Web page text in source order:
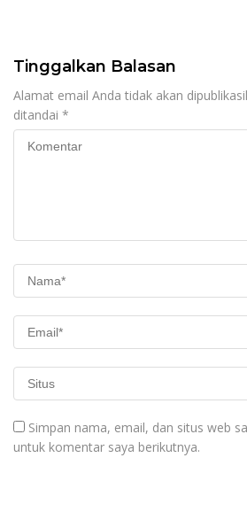
Tinggalkan Balasan
Alamat email Anda tidak akan
ditandai *
Simpan nama, email, dan situs web
untuk komentar saya berikutnya.